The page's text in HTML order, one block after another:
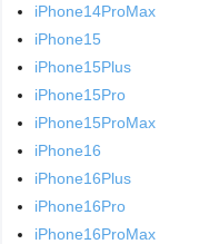
iPhone14ProMax
iPhone15
iPhone15Plus
iPhone15Pro
iPhone15ProMax
iPhone16
iPhone16Plus
iPhone16Pro
iPhone16ProMax